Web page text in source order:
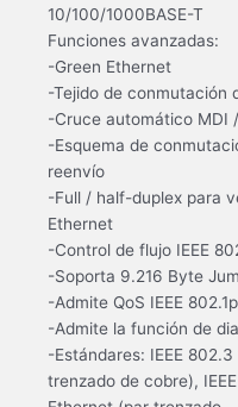
10/100/1000BASE-T
Funciones avanzadas:
-Green Ethernet
-Tejido de conmutación
-Cruce automático MDI
-Esquema de
reenvío
-Full / half-duplex para
Ethernet
-Control de flujo IEEE
-Soporta 9.216 Byte
-Admite QoS IEEE
-Admite la función de
-Estándares: IEEE
trenzado de cobre),